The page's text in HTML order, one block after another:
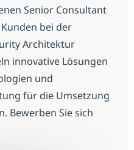
Senior Consultant
bei der
Architektur
innovative Lösungen
und
für die Umsetzung
Bewerben Sie sich